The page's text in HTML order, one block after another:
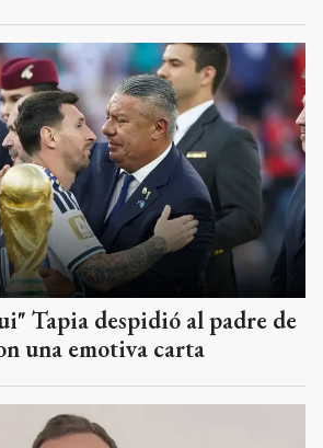
Tapia despidió al padre de
una emotiva carta